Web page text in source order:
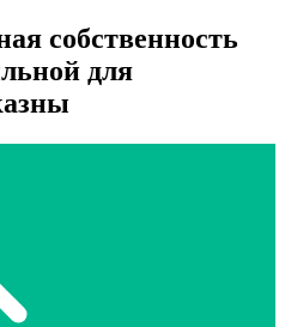
собственность
для